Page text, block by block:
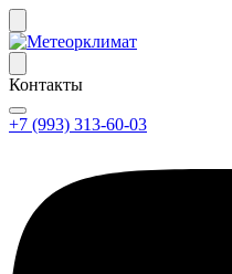
Контакты
+7 (993) 313-60-03